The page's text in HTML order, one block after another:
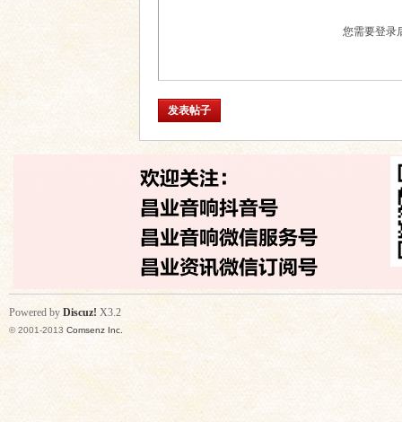
您需要登录
发表帖子
Powered by Discuz! X3.2
© 2001-2013 Comsenz Inc.